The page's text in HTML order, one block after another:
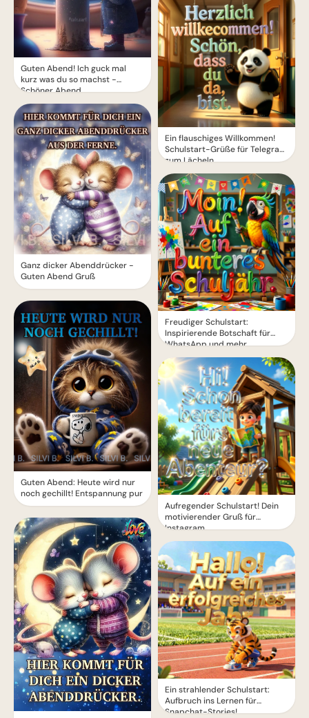
Guten Abend! Ich guck mal
kurz was du so machst -
Schöner Abend
Ganz dicker Abenddrücker -
Guten Abend Gruß
Guten Abend: Heute wird nur
noch gechillt! Entspannung pur
Ein flauschiges Willkommen!
Schulstart-Grüße für Telegram
zum Lächeln
Freudiger Schulstart:
Inspirierende Botschaft für
WhatsApp und mehr
Aufregender Schulstart! Dein
motivierender Gruß für
Instagram
Ein strahlender Schulstart:
Aufbruch ins Lernen für
Snapchat-Stories!